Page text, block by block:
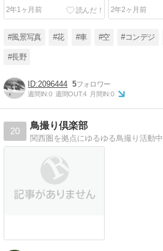
2年1ヶ月前 2年2ヶ月前
#風景写真 #花 #車 #空 #コンデジ
#長野
2096444 5
週間IN:0 週間OUT:4 月間IN:0
20
鳥撮り倶楽部
関西圏を拠点にゆるゆる鳥撮り活動中